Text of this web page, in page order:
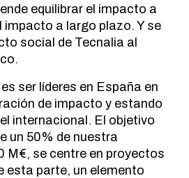
equilibrar el impacto a
impacto a largo plazo. Y se
social de Tecnalia al
ser líderes en España en
de impacto y estando
internacional. El objetivo
un 50% de nuestra
M€, se centre en proyectos
esta parte, un elemento